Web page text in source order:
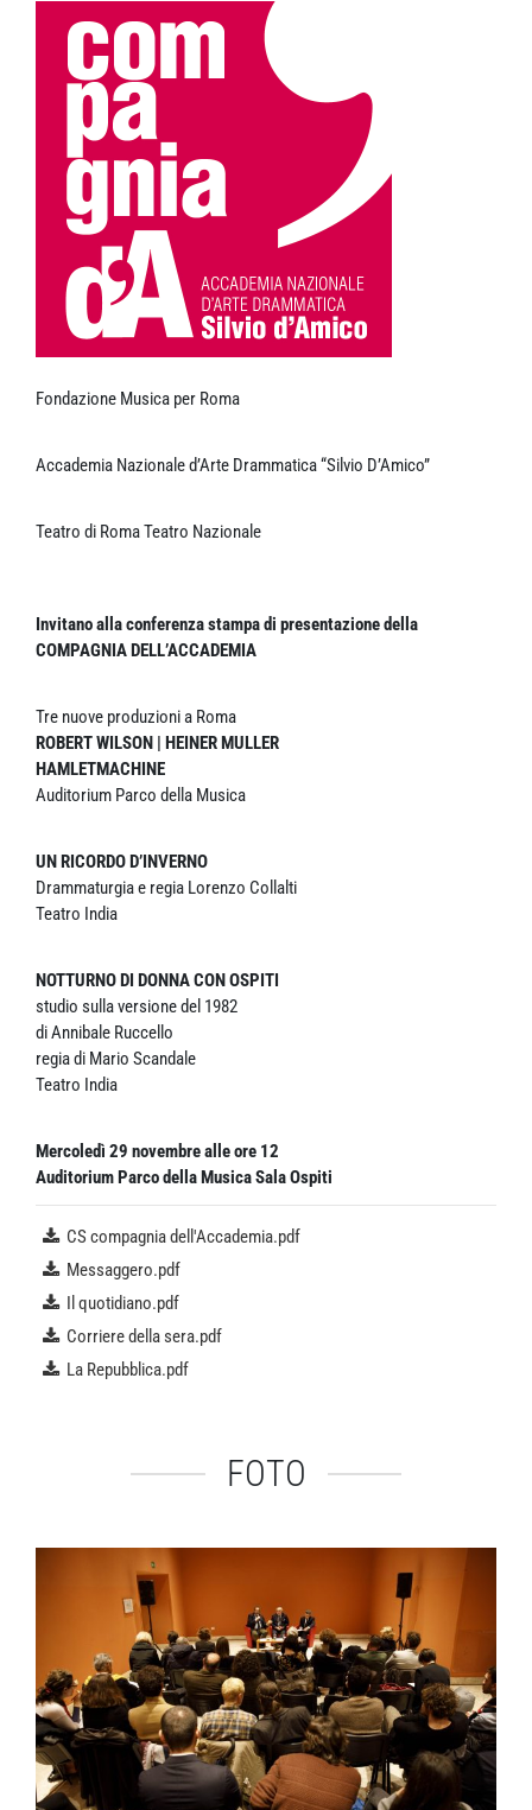
Fondazione Musica per Roma
Accademia Nazionale d’Arte Drammatica “Silvio D’Amico”
Teatro di Roma Teatro Nazionale
Invitano alla conferenza stampa di presentazione della
COMPAGNIA DELL’ACCADEMIA
Tre nuove produzioni a Roma
ROBERT WILSON | HEINER MULLER
HAMLETMACHINE
Auditorium Parco della Musica
UN RICORDO D’INVERNO
Drammaturgia e regia Lorenzo Collalti
Teatro India
NOTTURNO DI DONNA CON OSPITI
studio sulla versione del 1982
di Annibale Ruccello
regia di Mario Scandale
Teatro India
Mercoledì 29 novembre alle ore 12
Auditorium Parco della Musica Sala Ospiti
CS compagnia dell'Accademia.pdf
Messaggero.pdf
Il quotidiano.pdf
Corriere della sera.pdf
La Repubblica.pdf
FOTO